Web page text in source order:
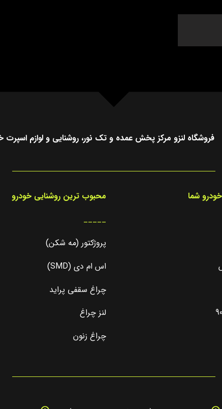
فروشگاه لنزو مرکز پخش عمده و تک نور، روشنایی و لوازم اسپرت
شما
محبوب ترین روشنایی خودرو
_____
پروژکتور (مه شکن)
اس ام دی (SMD)
چراغ سقفی پراید
لنز چراغ
چراغ زنون